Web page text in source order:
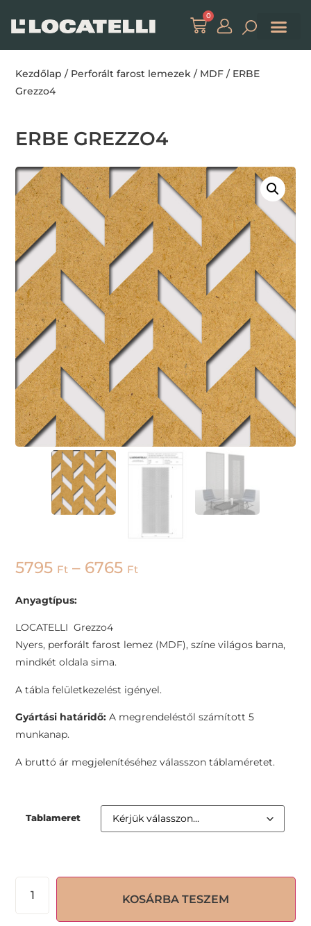
0
Kezdőlap / Perforált farost lemezek / MDF / ERBE
Grezzo4
ERBE GREZZO4
5795 Ft – 6765 Ft
Anyagtípus:
LOCATELLI Grezzo4
Nyers, perforált farost lemez (MDF), színe világos barna,
mindkét oldala sima.
A tábla felületkezelést igényel.
Gyártási határidő: A megrendeléstől számított 5
munkanap.
A bruttó ár megjelenítéséhez válasszon táblaméretet.
Tablameret
KOSÁRBA TESZEM